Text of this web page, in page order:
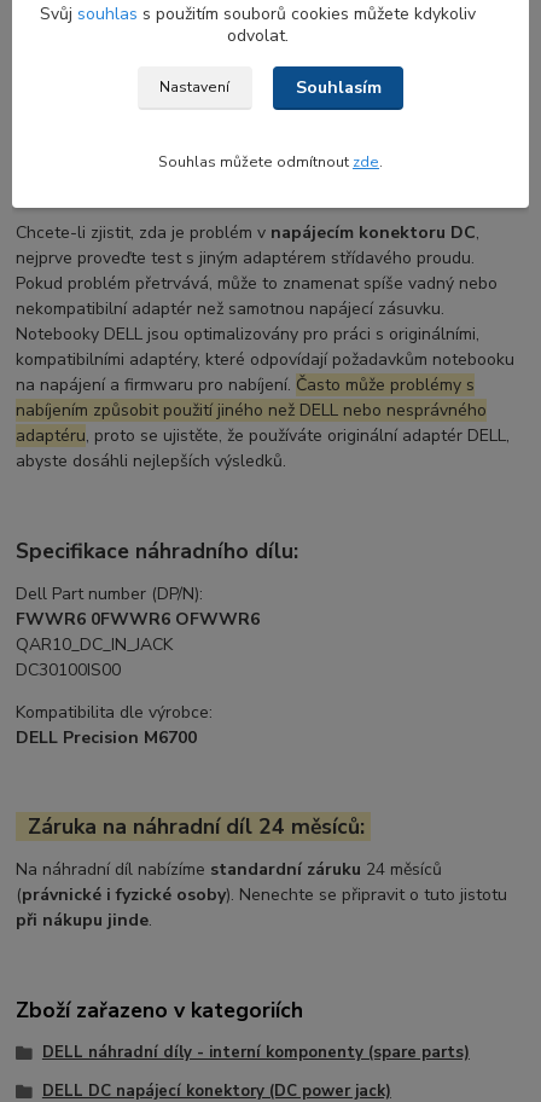
napájecího kabelu, přerušované přepínání mezi napájením z
baterie a střídavého proudu, jiskření nebo nahromaděné teplo v
blízkosti napájecího portu a problémy s nabíjením baterie.
Jak diagnostikovat vadný napájecí DC-in
Chcete-li zjistit, zda je problém v napájecím konektoru DC,
nejprve proveďte test s jiným adaptérem střídavého proudu.
Pokud problém přetrvává, může to znamenat spíše vadný nebo
nekompatibilní adaptér než samotnou napájecí zásuvku.
Notebooky DELL jsou optimalizovány pro práci s originálními,
kompatibilními adaptéry, které odpovídají požadavkům notebooku
na napájení a firmwaru pro nabíjení. Často může problémy s
nabíjením způsobit použití jiného než DELL nebo nesprávného
adaptéru, proto se ujistěte, že používáte originální adaptér DELL,
abyste dosáhli nejlepších výsledků.
Specifikace náhradního dílu:
Dell Part number (DP/N):
FWWR6 0FWWR6 OFWWR6
QAR10_DC_IN_JACK
DC30100IS00
Kompatibilita dle výrobce:
DELL Precision M6700
Záruka na náhradní díl 24 měsíců:
Na náhradní díl nabízíme standardní záruku 24 měsíců
(právnické i fyzické osoby). Nenechte se připravit o tuto jistotu
při nákupu jinde.
Zboží zařazeno v kategoriích
DELL náhradní díly - interní komponenty (spare parts)
DELL DC napájecí konektory (DC power jack)
Svůj souhlas s použitím souborů cookies můžete kdykoliv
odvolat.
Nastavení Souhlasím
Souhlas můžete odmítnout zde.